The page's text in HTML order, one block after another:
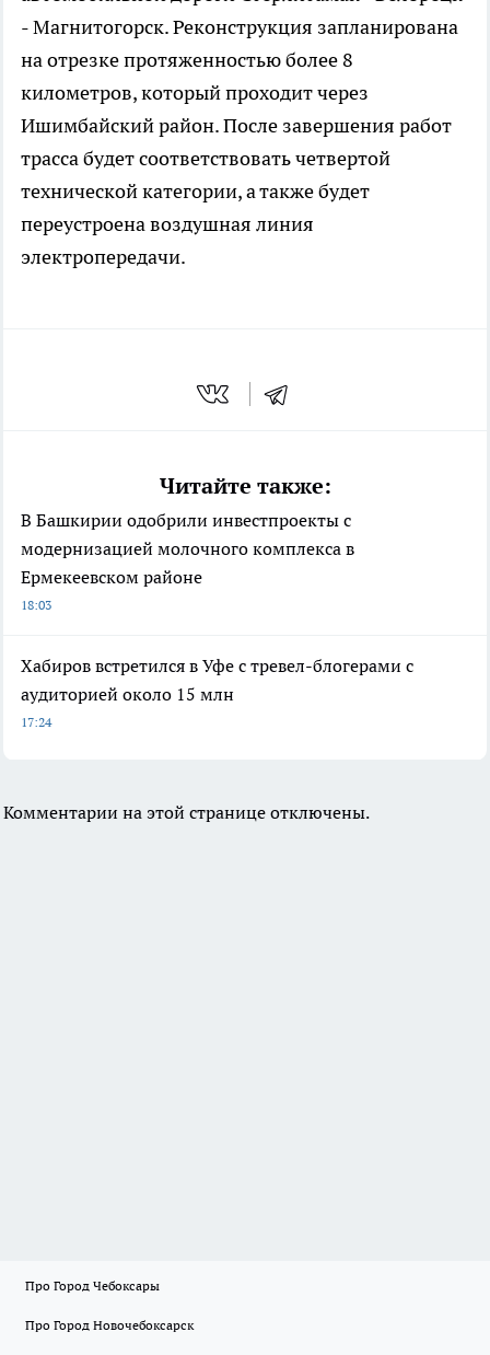
- Магнитогорск. Реконструкция запланирована
на отрезке протяженностью более 8
километров, который проходит через
Ишимбайский район. После завершения работ
трасса будет соответствовать четвертой
технической категории, а также будет
переустроена воздушная линия
электропередачи.
Читайте также:
В Башкирии одобрили инвестпроекты с
модернизацией молочного комплекса в
Ермекеевском районе
18:03
Хабиров встретился в Уфе с тревел-блогерами с
аудиторией около 15 млн
17:24
Комментарии на этой странице отключены.
Про Город Чебоксары
Про Город Новочебоксарск